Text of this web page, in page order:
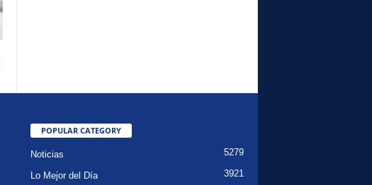
POPULAR CATEGORY
Noticias 5279
Lo Mejor del Día 3921